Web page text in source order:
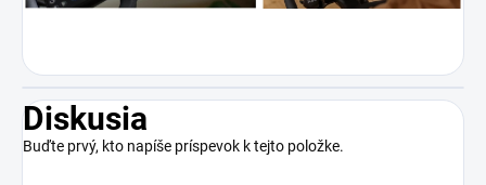
Diskusia
Buďte prvý, kto napíše príspevok k tejto položke.